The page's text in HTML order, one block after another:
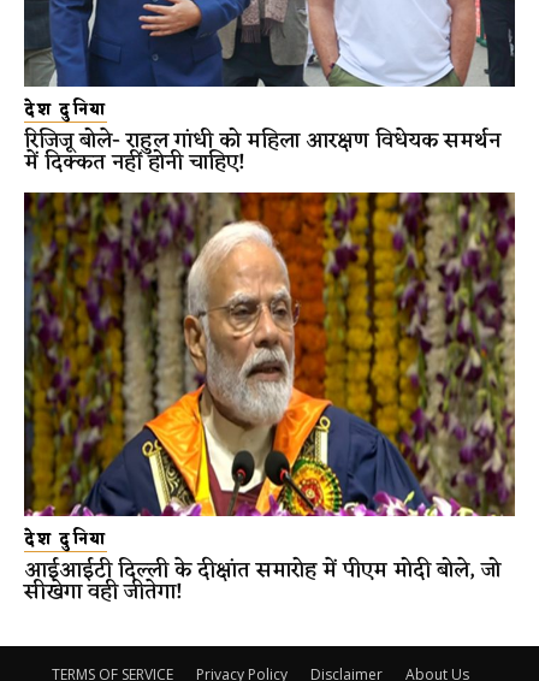
देश दुनिया
रिजिजू बोले- राहुल गांधी को महिला आरक्षण विधेयक समर्थन
में दिक्कत नहीं होनी चाहिए!
देश दुनिया
आईआईटी दिल्ली के दीक्षांत समारोह में पीएम मोदी बोले, जो
सीखेगा वही जीतेगा!
TERMS OF SERVICE Privacy Policy Disclaimer About Us